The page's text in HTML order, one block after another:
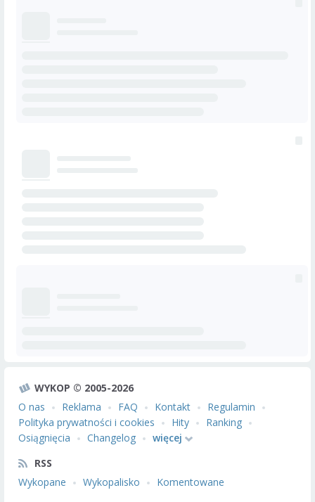
WYKOP © 2005-2026
O nas
Reklama FAQ Kontakt
Regulamin
Polityka prywatności i cookies
Hity
Ranking
Osiągnięcia
Changelog
więcej
RSS
Wykopane
Wykopalisko
Komentowane